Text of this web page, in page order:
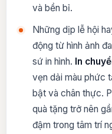
và bền bỉ.
Những dịp lễ hội
động từ hình ảnh
sứ in hình. In
vẹn dải màu phức
bật và chân thực.
quà tặng trở nên
đậm trong tâm trí